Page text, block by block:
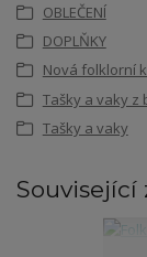
OBLEČENÍ
DOPLŇKY
Nová folklorní
Tašky a vaky z
Tašky a vaky
Související